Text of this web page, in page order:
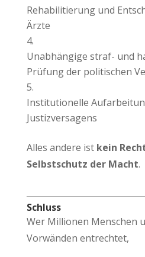
Rehabilitierung und
Ärzte
Unabhängige straf- und
Prüfung der politischen
Institutionelle
Justizversagens
Alles andere ist kein
Selbstschutz der Macht.
Schluss
Wer Millionen Menschen
Vorwänden entrechtet,